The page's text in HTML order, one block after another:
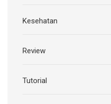
Kesehatan
Review
Tutorial